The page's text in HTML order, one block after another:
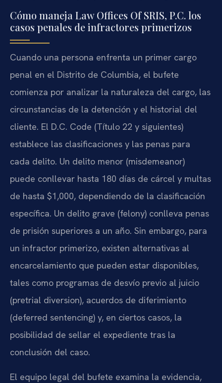
Cómo maneja Law Offices Of SRIS, P.C. los
casos penales de infractores primerizos
Cuando una persona enfrenta un primer cargo
penal en el Distrito de Columbia, el bufete
comienza por analizar la naturaleza del cargo, las
circunstancias de la detención y el historial del
cliente. El D.C. Code (Título 22 y siguientes)
establece las clasificaciones y las penas para
cada delito. Un delito menor (misdemeanor)
puede conllevar hasta 180 días de cárcel y multas
de hasta $1,000, dependiendo de la clasificación
específica. Un delito grave (felony) conlleva penas
de prisión superiores a un año. Sin embargo, para
un infractor primerizo, existen alternativas al
encarcelamiento que pueden estar disponibles,
tales como programas de desvío previo al juicio
(pretrial diversion), acuerdos de diferimiento
(deferred sentencing) y, en ciertos casos, la
posibilidad de sellar el expediente tras la
conclusión del caso.
El equipo legal del bufete examina la evidencia,